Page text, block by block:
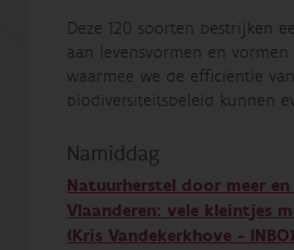
Deze 120 soorten bestrijken
aan levensvormen en vormen
waarmee we de efficiëntie
biodiversiteitsbeleid kunnen
Namiddag
Natuurherstel door meer
Vlaanderen: vele kleintjes
(Kris Vandekerkhove - INBO)